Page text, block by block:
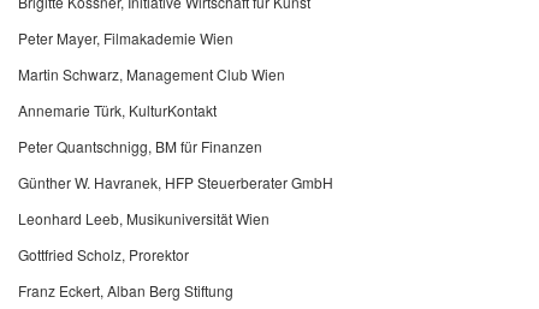
Peter Mayer, Filmakademie Wien
Martin Schwarz, Management Club Wien
Annemarie Türk, KulturKontakt
Peter Quantschnigg, BM für Finanzen
Günther W. Havranek, HFP Steuerberater GmbH
Leonhard Leeb, Musikuniversität Wien
Gottfried Scholz, Prorektor
Franz Eckert, Alban Berg Stiftung